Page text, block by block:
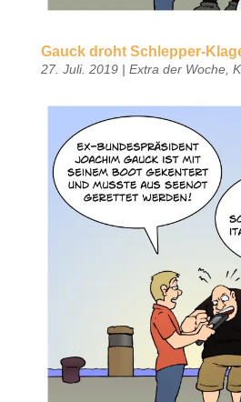
Gauck droht Schlepper-
27. Juli. 2019| Extra der Woche,